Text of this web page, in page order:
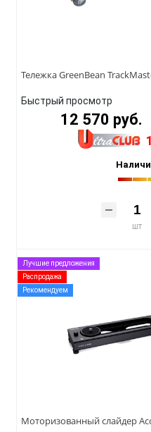
Тележка GreenBean
Быстрый просмотр
12 570 руб.
шт
Лучшие предложения
Распродажа
Рекомендуем
Моторизованный слайдер